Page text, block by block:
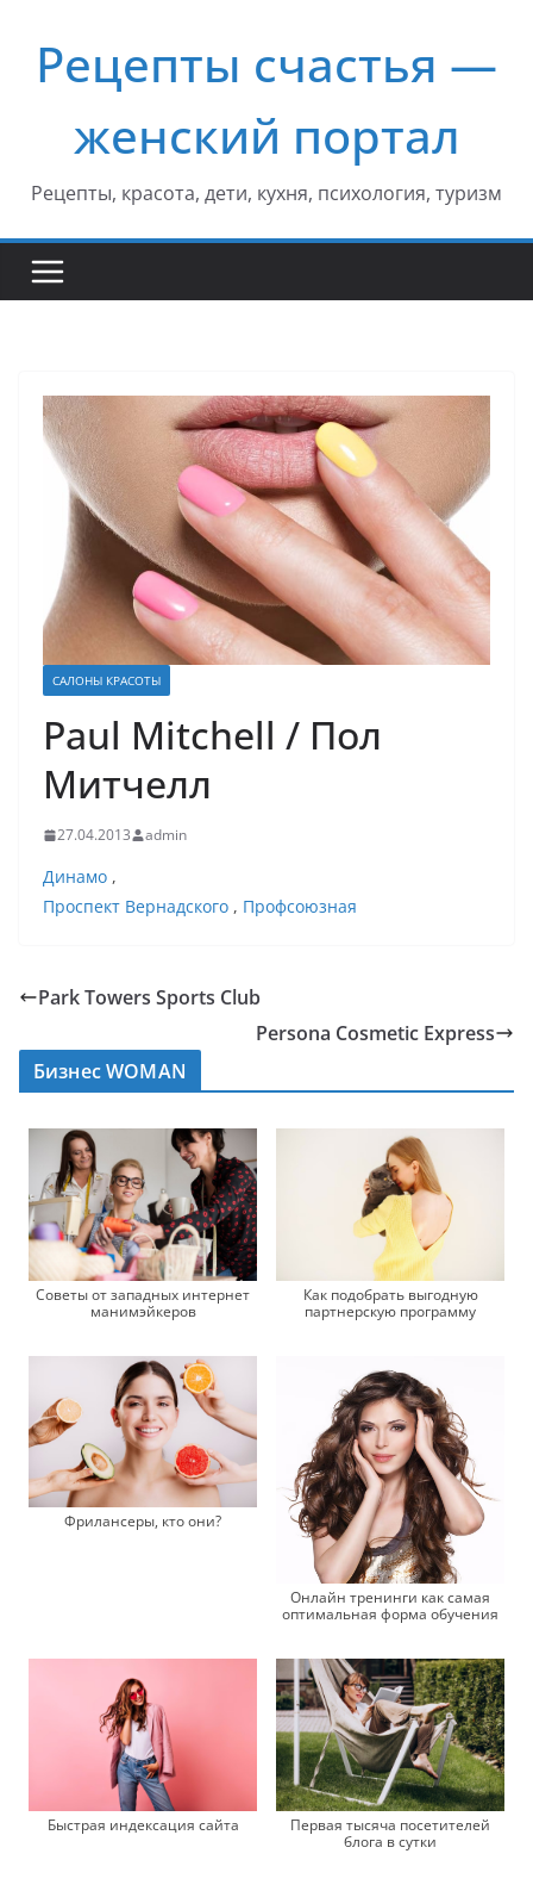
содержимому
Рецепты счастья —
женский портал
Рецепты, красота, дети, кухня, психология, туризм
САЛОНЫ КРАСОТЫ
Paul Mitchell / Пол
Митчелл
27.04.2013 admin
Динамо ,
Проспект Вернадского , Профсоюзная
Park Towers Sports Club
Persona Cosmetic Express
Бизнес WOMAN
Советы от западных интернет
манимэйкеров
Как подобрать выгодную
партнерскую программу
Фрилансеры, кто они?
Онлайн тренинги как самая
оптимальная форма обучения
Быстрая индексация сайта
Первая тысяча посетителей
блога в сутки